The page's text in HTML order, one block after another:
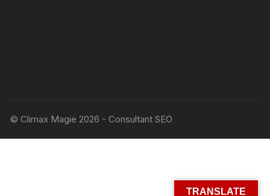
© Climax Magie 2026 - Consultant SEO
TRANSLATE